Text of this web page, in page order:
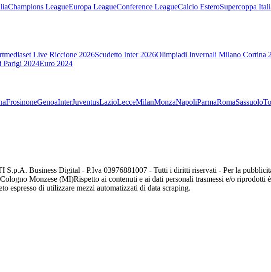
Champions LeagueEuropa LeagueConference LeagueCalcio EsteroSupercoppa
Live Riccione 2026Scudetto Inter 2026Olimpiadi Invernali Milano Cortina
Parigi 2024Euro 2024
FrosinoneGenoaInterJuventusLazioLecceMilanMonzaNapoliParmaRomaSassuolo
S.p.A. Business Digital - P.Iva 03976881007 - Tutti i diritti riservati - Per la
Monzese (MI)Rispetto ai contenuti e ai dati personali trasmessi e/o
espresso di utilizzare mezzi automatizzati di data scraping.